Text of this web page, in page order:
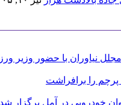
مجلل نیاوران با حضور وزیر
پرچم را برافراشت
خودرویی در آمل برگزار شد